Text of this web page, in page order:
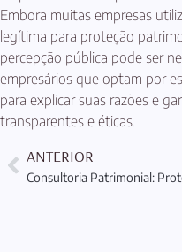
Embora muitas empresas
legítima para proteção
percepção pública pode ser
empresários que optam por
para explicar suas razões e
transparentes e éticas.
ANTERIOR